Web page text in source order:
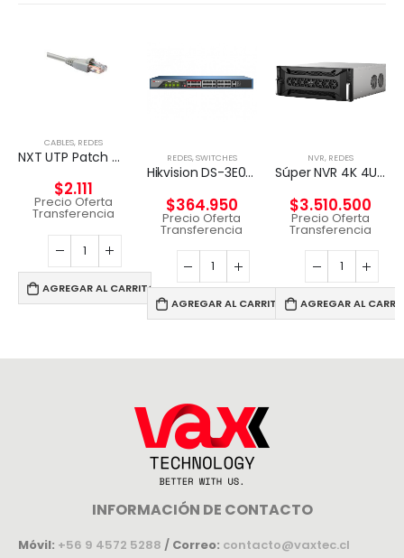
CABLES, REDES
NXT UTP Patch Cord Cat5e 2m CM – GRIS
$2.111
Precio Oferta
Transferencia
AGREGAR AL CARRITO
REDES,SWITCHES
Hikvision DS-3E0326P-E – Conmutador – sin gestionar – 24 x 10/100 (8 PoE) + 2 x Gigabit SFP (enlace ascendente) – sobremesa – PoE+ (370 W)
$364.950
Precio Oferta
Transferencia
AGREGAR AL CARRITO
NVR, REDES
Súper NVR 4K 4U de 256 canales
$3.510.500
Precio Oferta
Transferencia
AGREGAR AL
INFORMACIÓN DE CONTACTO
Móvil: +56 9 4572 5288 / Correo: contacto@vaxtec.cl